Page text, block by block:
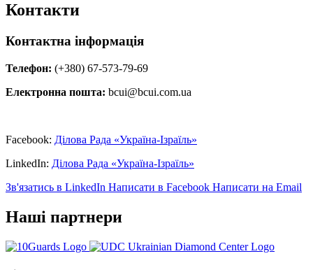
Контакти
Контактна інформація
Телефон: (+380) 67-573-79-69
Електронна пошта: bcui@bcui.com.ua
Facebook: Ділова Рада «Україна-Ізраїль»
LinkedIn: Ділова Рада «Україна-Ізраїль»
Зв'язатись в LinkedIn Написати в Facebook Написати на Email
Наші партнери